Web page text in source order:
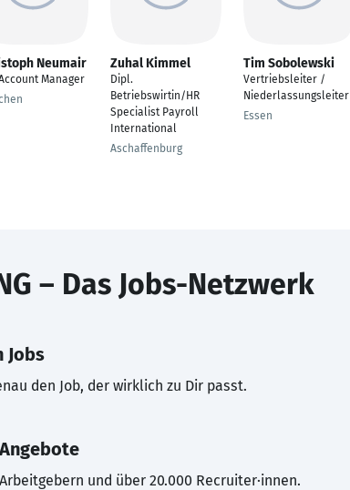
Neumair
Manager
Zuhal Kimmel
Dipl.
Betriebswirtin/HR
Specialist Payroll
International
Aschaffenburg
Tim Sobolewski
Vertriebsleiter /
Niederlassungsleiter
Essen
– Das Jobs-Netzwerk
Jobs
den Job, der wirklich zu Dir passt.
und über 20.000 Recruiter·innen.